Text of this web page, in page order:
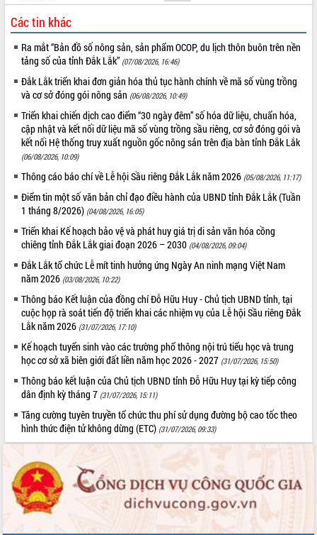
Rà soát, hoàn thiện hệ thống thiết chế
văn hóa, thể thao đáp ứng yêu cầu
phát triển mới
Thường trực HĐND tỉnh Đắk Lắk gặp
mặt Đoàn chuyên gia y tế TP. Hồ Chí
Minh
Lễ truy điệu và an táng hài cốt liệt sĩ
tại Nghĩa trang Liệt sĩ xã Sơn Hòa
Bàn giải pháp tháo gỡ khó khăn trong
xuất khẩu sầu riêng và triển khai quy
định EUDR
Thứ trưởng Bộ Nông nghiệp và Môi
trường Nguyễn Hoàng Hiệp khảo sát
vùng trồng và doanh nghiệp đóng gói
sầu riêng tại Đắk Lắk
Trình diễn nghệ thuật chế biến các
món ăn từ sầu riêng
Đắk Lắk công bố Quy hoạch và xúc
tiến đầu tư tỉnh
Ngành cá ngừ Đắk Lắk chủ động thích
ứng để giữ vững thị trường xuất khẩu
Diễn đàn Kinh tế tư nhân Việt Nam đột
phá cơ chế - Hợp tác công tư
Đề án 06 tạo bước ngoặt đột phá trong
cải cách hành chính tỉnh Đắk Lắk
Kết nối tour, đẩy mạnh chuyển đổi số
để phát triển du lịch Đắk Lắk
Khởi động Dự án Đầu tư xây dựng hạ
tầng kỹ thuật Cụm công nghiệp Tân
Tiến
Gặp mặt các cơ quan báo chí nhân Kỷ
niệm 101 năm Ngày Báo chí Cách
mạng Việt Nam
Đắk Lắk sơ kết 4 năm triển khai thực
THỐNG KÊ TRUY CẬP
Hôm nay: 19858
Tất cả: 66132972
Các tin khác
Ra mắt “Bản đồ số nông sản, sản phẩm OCOP, du lịch thôn buôn trên nền
tảng số của tỉnh Đắk Lắk” (07/08/2026, 16:46)
Đắk Lắk triển khai đơn giản hóa thủ tục hành chính về mã số vùng trồng
và cơ sở đóng gói nông sản (06/08/2026, 10:49)
Triển khai chiến dịch cao điểm “30 ngày đêm” số hóa dữ liệu, chuẩn hóa,
cập nhật và kết nối dữ liệu mã số vùng trồng sầu riêng, cơ sở đóng gói và
kết nối Hệ thống truy xuất nguồn gốc nông sản trên địa bàn tỉnh Đắk Lắk
(06/08/2026, 10:09)
Thông cáo báo chí về Lễ hội Sầu riêng Đắk Lắk năm 2026 (05/08/2026, 11:17)
Điểm tin một số văn bản chỉ đạo điều hành của UBND tỉnh Đắk Lắk (Tuần
1 tháng 8/2026) (04/08/2026, 16:05)
Triển khai Kế hoạch bảo vệ và phát huy giá trị di sản văn hóa cồng
chiêng tỉnh Đắk Lắk giai đoạn 2026 – 2030 (04/08/2026, 09:04)
Đắk Lắk tổ chức Lễ mít tinh hưởng ứng Ngày An ninh mạng Việt Nam
năm 2026 (03/08/2026, 10:22)
Thông báo Kết luận của đồng chí Đỗ Hữu Huy - Chủ tịch UBND tỉnh, tại
cuộc họp rà soát tiến độ triển khai các nhiệm vụ của Lễ hội Sầu riêng Đắk
Lắk năm 2026 (31/07/2026, 17:10)
Kế hoạch tuyển sinh vào các trường phổ thông nội trú tiểu học và trung
học cơ sở xã biên giới đất liền năm học 2026 - 2027 (31/07/2026, 15:50)
Thông báo kết luận của Chủ tịch UBND tỉnh Đỗ Hữu Huy tại kỳ tiếp công
dân định kỳ tháng 7 (31/07/2026, 15:11)
Tăng cường tuyên truyền tổ chức thu phí sử dụng đường bộ cao tốc theo
hình thức điện tử không dừng (ETC) (31/07/2026, 09:33)